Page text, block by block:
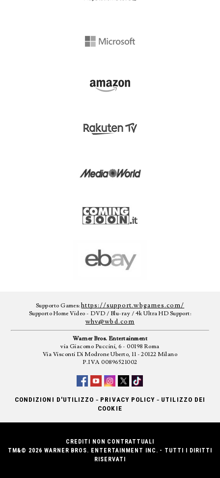
Supporto Games:https://support.wbgames.com/
Supporto Home Video - DVD / Blu-ray / 4k Ultra HD Support:
whv@wbd.com
Warner Bros. Entertainment
via Giacomo Puccini, 6 - 00198 Roma
Via Visconti Di Modrone Uberto, 11 - 20122 Milano
P.IVA 00896521002
CONDIZIONI D'UTILIZZO - PRIVACY POLICY - UTILIZZO DEI
COOKIE
CREDITI NON CONTRATTUALI
TM&© 2026 WARNER BROS. ENTERTAINMENT INC. - TUTTI I DIRITTI
RISERVATI